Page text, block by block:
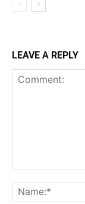
LEAVE A REPLY